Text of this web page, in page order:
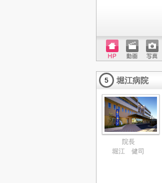
ホーム
ページ
動画 写真
5 堀江病院
院長
堀江 健司